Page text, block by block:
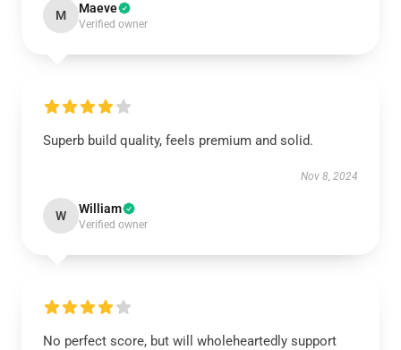
M Maeve
Verified owner
Superb build quality, feels premium and solid.
Nov 8, 2024
W William
Verified owner
No perfect score, but will wholeheartedly support